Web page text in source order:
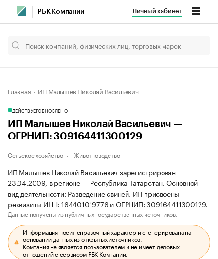
РБК Компании Личный кабинет
Главная ИП Малышев Николай Васильевич
ДЕЙСТВУЕТОБНОВЛЕНО
ИП Малышев Николай Васильевич —
ОГРНИП: 309164411300129
Сельское хозяйство Животноводство
ИП Малышев Николай Васильевич зарегистрирован
23.04.2009, в регионе — Республика Татарстан. Основной
вид деятельности: Разведение свиней. ИП присвоены
реквизиты ИНН: 164401019776 и ОГРНИП: 309164411300129.
Данные получены из публичных государственных источников.
Информация носит справочный характер и сгенерирована на
основании данных из открытых источников.
Компания не является пользователем и не имеет деловых
отношений с сервисом РБК Компании.